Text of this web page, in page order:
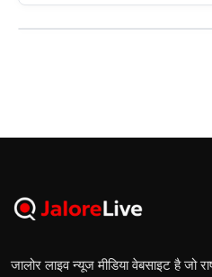
जालोर लाइव न्यूज मीडिया वेबसाइट है जो